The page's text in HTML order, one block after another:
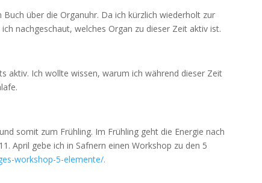
über die Organuhr. Da ich kürzlich wiederholt zur
nachgeschaut, welches Organ zu dieser Zeit aktiv ist.
aktiv. Ich wollte wissen, warum ich während dieser Zeit
und somit zum Frühling. Im Frühling geht die Energie nach
April gebe ich in Safnern einen Workshop zu den 5
workshop-5-elemente/.